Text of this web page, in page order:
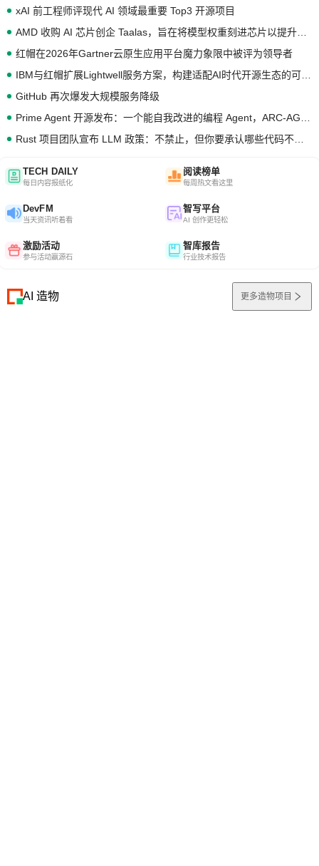
xAI 前工程师评现代 AI 领域最重要 Top3 开源项目
红帽在2026年Gartner云原生应用平台魔力象限中被评为领导者
GitHub 再次爆发大规模服务降级
TECH DAILY
每日内容报纸化
阅读榜单
每周热文看这里
DevFM
当天资讯听着看
智写平台
AI 创作更轻松
激励活动
参与活动赢源石
智库报告
行业技术报告
AI 造物 更多造物项目